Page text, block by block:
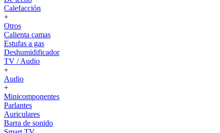
Calefacción
+
Otros
Calienta camas
Estufas a gas
Deshumidificador
TV / Audio
+
Audio
+
Minicomponentes
Parlantes
Auriculares
Barra de sonido